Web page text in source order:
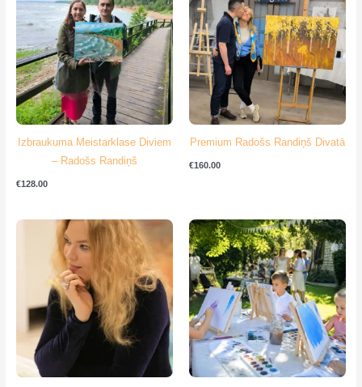
Izbraukuma Meistarklase Diviem
– Radošs Randiņš
€128.00
Premium Radošs Randiņš Divatā
€160.00